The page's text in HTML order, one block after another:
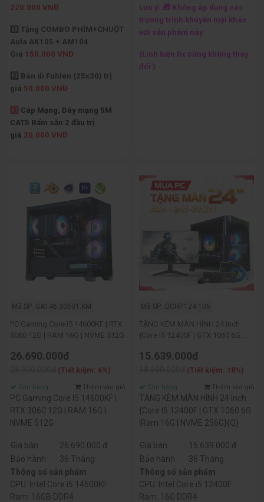
220.000 VNĐ
1️⃣ Tặng COMBO PHÍM+CHUỘT
Aula AK105 + AM104
Giá 150.000 VNĐ
2️⃣ Bàn di Fuhlen (25x30) trị
giá 50.000 VNĐ
3️⃣ Cáp Mạng, Dây mạng 5M
CAT5 Bấm sẵn 2 đầu trị
giá 20.000 VNĐ
Lưu ý: 🎁 Không áp dụng các
trương trình khuyến mại khác
với sản phẩm này
(Linh kiện fix cứng không thay
đổi )
Mã SP: GA146.30601.KM
PC Gaming Core I5 14600KF | RTX
3060 12G | RAM 16G | NVME 512G
26.690.000đ
(Tiết kiệm: 6%)
Còn hàng Thêm vào giỏ
PC Gaming Core I5 14600KF |
RTX 3060 12G | RAM 16G |
NVME 512G
Giá bán
26.690.000 đ
Bảo hành
36 Tháng
Thông số sản phẩm
CPU: Intel Core i5 14600KF
Ram: 16GB DDR4
Mã SP: QCHP.124.106
TẶNG KÈM MÀN HÌNH 24 Inch
{Core I5 12400F | GTX 1060 6G
15.639.000đ
(Tiết kiệm: 18%)
Còn hàng Thêm vào giỏ
TẶNG KÈM MÀN HÌNH 24 Inch
{Core I5 12400F | GTX 1060 6G
|Ram 16G | NVME 256G}{Q}
Giá bán
15.639.000 đ
Bảo hành
36 Tháng
Thông số sản phẩm
CPU: Intel Core i5 12400F
Ram: 16G DDR4